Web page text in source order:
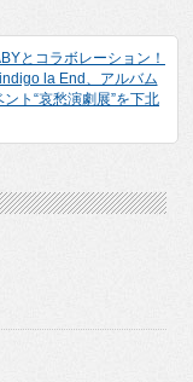
とコラボレーション！
indigo la End、アルバム
ト“哀愁演劇展”を下北